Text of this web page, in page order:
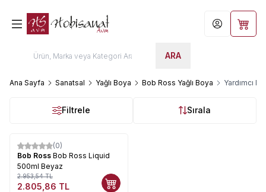
ARA
Hesabım
Ana Sayfa Sanatsal Yağlı Boya Bob Ross Yağlı Boya Yardımcı
Filtrele Sırala
%5
(0)
Bob Ross Bob Ross Liquid
500ml Beyaz
2.953,54TL
2.805,86 TL